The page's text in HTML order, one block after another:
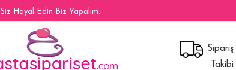
Siz Hayal Edin Biz Yapalım.
Sipariş
Takibi